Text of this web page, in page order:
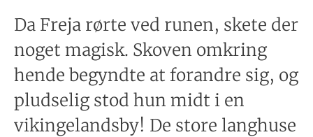
Da Freja rørte ved runen, skete der
noget magisk. Skoven omkring
hende begyndte at forandre sig, og
pludselig stod hun midt i en
vikingelandsby! De store langhuse